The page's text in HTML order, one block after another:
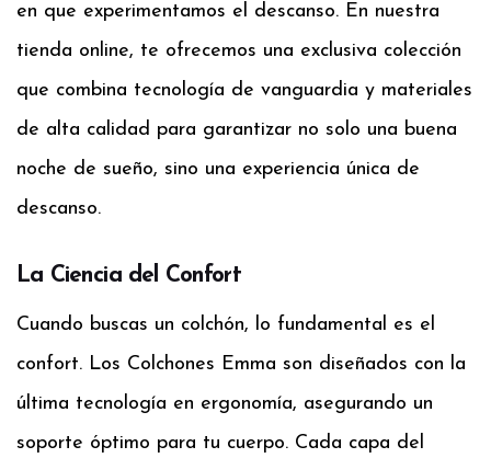
en que experimentamos el descanso. En nuestra
tienda online, te ofrecemos una exclusiva colección
que combina tecnología de vanguardia y materiales
de alta calidad para garantizar no solo una buena
noche de sueño, sino una experiencia única de
descanso.
La Ciencia del Confort
Cuando buscas un colchón, lo fundamental es el
confort. Los Colchones Emma son diseñados con la
última tecnología en ergonomía, asegurando un
soporte óptimo para tu cuerpo. Cada capa del